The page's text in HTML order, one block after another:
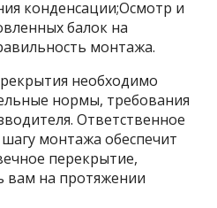
конденсации;Осмотр и
балок на
монтажа.
необходимо
нормы, требования
Ответственное
монтажа обеспечит
перекрытие,
вам на протяжении